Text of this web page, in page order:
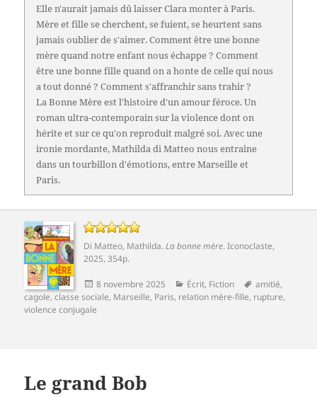
Elle n'aurait jamais dû laisser Clara monter à Paris.
Mère et fille se cherchent, se fuient, se heurtent sans
jamais oublier de s'aimer. Comment être une bonne
mère quand notre enfant nous échappe ? Comment
être une bonne fille quand on a honte de celle qui nous
a tout donné ? Comment s'affranchir sans trahir ?
La Bonne Mère est l'histoire d'un amour féroce. Un
roman ultra-contemporain sur la violence dont on
hérite et sur ce qu'on reproduit malgré soi. Avec une
ironie mordante, Mathilda di Matteo nous entraîne
dans un tourbillon d'émotions, entre Marseille et
Paris.
Di Matteo, Mathilda.La bonne mère.Iconoclaste,
2025, 354p.
Publié
le
8 novembre 2025 Catégories
Écrit, Fiction
Mots-
clés
amitié,
cagole,classe sociale, Marseille, Paris, relation mère-fille, rupture,
violence conjugale
Le grand Bob